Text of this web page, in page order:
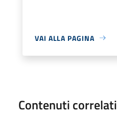
VAI ALLA PAGINA
Contenuti correlati